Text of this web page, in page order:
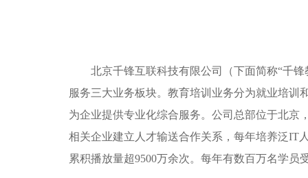
北京千锋互联科技有限公司（下面简称“千
服务三大业务板块。教育培训业务分为就业培
为企业提供专业化综合服务。公司总部位于北京
相关企业建立人才输送合作关系，每年培养泛IT
累积播放量超9500万余次。每年有数百万名学